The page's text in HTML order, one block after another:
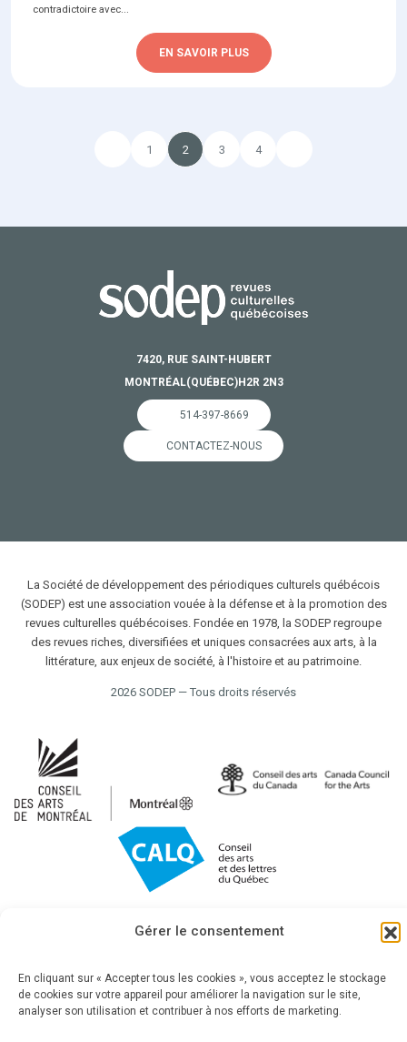
Gérer le consentement
En cliquant sur « Accepter tous les cookies », vous acceptez le stockage
de cookies sur votre appareil pour améliorer la navigation sur le site,
analyser son utilisation et contribuer à nos efforts de marketing.
contradictoire avec...
EN SAVOIR PLUS
1 2 3 4
7420, RUE SAINT-HUBERT
MONTRÉAL(QUÉBEC)H2R 2N3
514-397-8669
CONTACTEZ-NOUS
La Société de développement des périodiques culturels québécois
(SODEP) est une association vouée à la défense et à la promotion des
revues culturelles québécoises. Fondée en 1978, la SODEP regroupe
des revues riches, diversifiées et uniques consacrées aux arts, à la
littérature, aux enjeux de société, à l'histoire et au patrimoine.
2026 SODEP — Tous droits réservés